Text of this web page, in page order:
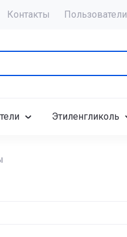
Контакты Пользователи
Этиленгликоль